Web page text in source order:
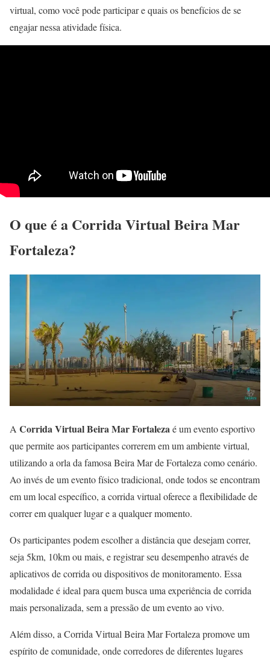
virtual, como você pode participar e quais os benefícios de se
engajar nessa atividade física.
O que é a Corrida Virtual Beira Mar
Fortaleza?
A Corrida Virtual Beira Mar Fortalezaé um evento esportivo
que permite aos participantes correrem em um ambiente virtual,
utilizando a orla da famosa Beira Mar de Fortaleza como cenário.
Ao invés de um evento físico tradicional, onde todos se encontram
em um local específico, a corrida virtual oferece a flexibilidade de
correr em qualquer lugar e a qualquer momento.
Os participantes podem escolher a distância que desejam correr,
seja 5km, 10km ou mais, e registrar seu desempenho através de
aplicativos de corrida ou dispositivos de monitoramento. Essa
modalidade é ideal para quem busca uma experiência de corrida
mais personalizada, sem a pressão de um evento ao vivo.
Além disso, a Corrida Virtual Beira Mar Fortaleza promove um
espírito de comunidade, onde corredores de diferentes lugares